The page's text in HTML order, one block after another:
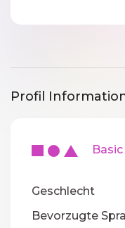
Profil
Basic
Geschlecht
Bevorzugte